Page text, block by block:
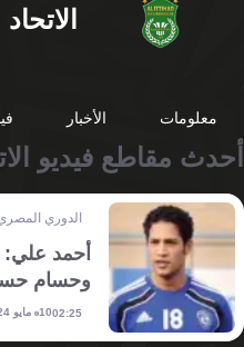
الاتحاد
معلومات الأخبار
أحدث مقاطع فيديو
الدوري
أحمد علي:
وحسام
02:2510 مايو 2024